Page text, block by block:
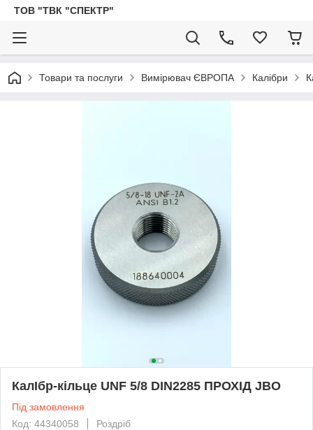
ТОВ "ТВК "СПЕКТР"
Товари та послуги Вимірювач ЄВРОПА Калібри
КалІбр-кільце UNF 5/8 DIN2285 ПРОХІД JBO
Під замовлення
Код: 44340058
Роздріб